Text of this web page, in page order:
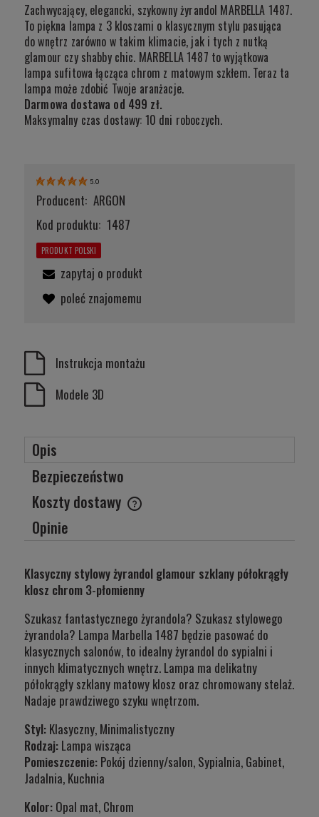
Zachwycający, elegancki, szykowny żyrandol MARBELLA 1487.
To piękna lampa z 3 kloszami o klasycznym stylu pasująca
do wnętrz zarówno w takim klimacie, jak i tych z nutką
glamour czy shabby chic. MARBELLA 1487 to wyjątkowa
lampa sufitowa łącząca chrom z matowym szkłem. Teraz ta
lampa może zdobić Twoje aranżacje.
Darmowa dostawa od 499 zł.
Maksymalny czas dostawy: 10 dni roboczych.
5.0
Producent: ARGON
Kod produktu: 1487
PRODUKT POLSKI
zapytaj o produkt
poleć znajomemu
Instrukcja montażu
Modele 3D
Opis
Bezpieczeństwo
Koszty dostawy
Cena nie zawiera ewentualnych kosztów płatności
Opinie
Klasyczny stylowy żyrandol glamour szklany półokrągły
klosz chrom 3-płomienny
Szukasz fantastycznego żyrandola? Szukasz stylowego
żyrandola? Lampa Marbella 1487 będzie pasować do
klasycznych salonów, to idealny żyrandol do sypialni i
innych klimatycznych wnętrz. Lampa ma delikatny
półokrągły szklany matowy klosz oraz chromowany stelaż.
Nadaje prawdziwego szyku wnętrzom.
Styl: Klasyczny, Minimalistyczny
Rodzaj: Lampa wisząca
Pomieszczenie: Pokój dzienny/salon, Sypialnia, Gabinet,
Jadalnia, Kuchnia
Kolor: Opal mat, Chrom